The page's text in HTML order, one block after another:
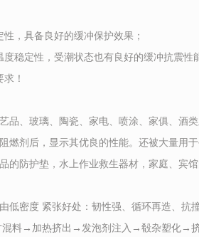
具备良好的缓冲保护效果；
定性，受潮状态也有良好的缓冲抗震性
！
、玻璃、陶瓷、家电、喷涂、家俱、酒类
燃剂后，显示其优良的性能。还被大量用
防护垫，水上作业救生器材，家庭、宾馆
密度 紧张好处：韧性强、循环再造、抗
混料→加热挤出→发泡剂注入→殽杂塑化→